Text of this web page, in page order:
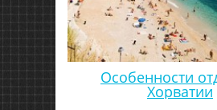
Особенности
Хорватии